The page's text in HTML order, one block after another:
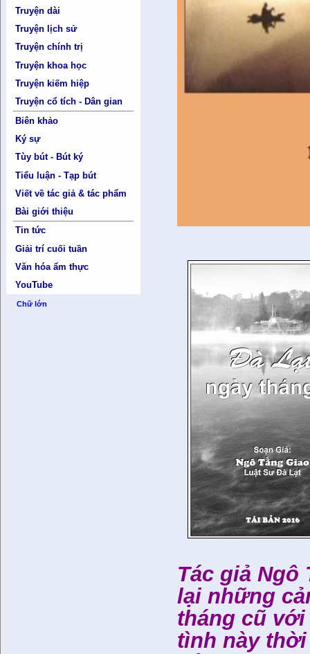
Truyện dài
Truyện lịch sử
Truyện chính trị
Truyện khoa học
Truyện kiếm hiệp
Truyện cổ tích - Dân gian
Biên khảo
Ký sự
Tùy bút - Bút ký
Tiểu luận - Tạp bút
Viết về tác giả & tác phẩm
Bài giới thiệu
Tin tức
Giải trí cuối tuần
Văn hóa ẩm thực
YouTube
Chữ lớn
Tác giả Ngô
lại những
tháng cũ
tình này